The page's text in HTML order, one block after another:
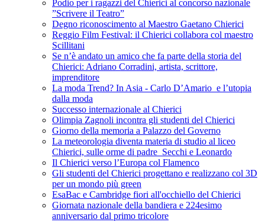
Podio per i ragazzi del Chierici al concorso nazionale
”Scrivere il Teatro”
Degno riconoscimento al Maestro Gaetano Chierici
Reggio Film Festival: il Chierici collabora col maestro
Scillitani
Se n’è andato un amico che fa parte della storia del
Chierici: Adriano Corradini, artista, scrittore,
imprenditore
La moda Trend? In Asia - Carlo D’Amario e l’utopia
dalla moda
Successo internazionale al Chierici
Olimpia Zagnoli incontra gli studenti del Chierici
Giorno della memoria a Palazzo del Governo
La meteorologia diventa materia di studio al liceo
Chierici, sulle orme di padre Secchi e Leonardo
Il Chierici verso l’Europa col Flamenco
Gli studenti del Chierici progettano e realizzano col 3D
per un mondo più green
EsaBac e Cambridge fiori all'occhiello del Chierici
Giornata nazionale della bandiera e 224esimo
anniversario dal primo tricolore